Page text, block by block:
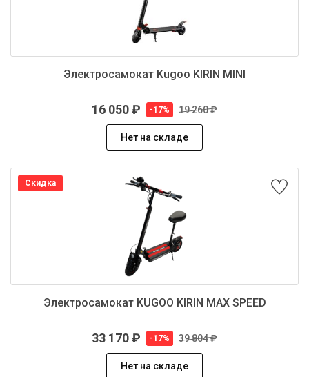
Электросамокат Kugoo KIRIN MINI
16 050 ₽ -17% 19 260 ₽
Нет на складе
Скидка
Электросамокат KUGOO KIRIN MAX SPEED
33 170 ₽ -17% 39 804 ₽
Нет на складе